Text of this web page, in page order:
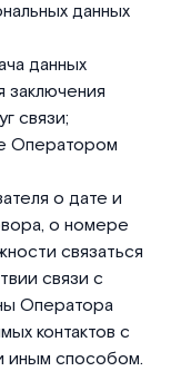
данных
данных
заключения
связи;
Оператором
о дате и
о номере
связаться
связи с
Оператора
контактов с
иным способом.